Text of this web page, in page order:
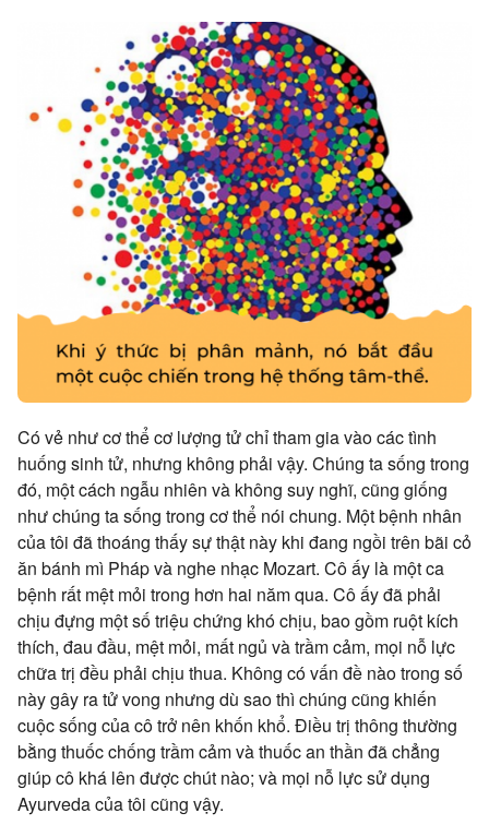
Có vẻ như cơ thể cơ lượng tử chỉ tham gia vào các tình
huống sinh tử, nhưng không phải vậy. Chúng ta sống trong
đó, một cách ngẫu nhiên và không suy nghĩ, cũng giống
như chúng ta sống trong cơ thể nói chung. Một bệnh nhân
của tôi đã thoáng thấy sự thật này khi đang ngồi trên bãi cỏ
ăn bánh mì Pháp và nghe nhạc Mozart. Cô ấy là một ca
bệnh rất mệt mỏi trong hơn hai năm qua. Cô ấy đã phải
chịu đựng một số triệu chứng khó chịu, bao gồm ruột kích
thích, đau đầu, mệt mỏi, mất ngủ và trầm cảm, mọi nỗ lực
chữa trị đều phải chịu thua. Không có vấn đề nào trong số
này gây ra tử vong nhưng dù sao thì chúng cũng khiến
cuộc sống của cô trở nên khốn khổ. Điều trị thông thường
bằng thuốc chống trầm cảm và thuốc an thần đã chẳng
giúp cô khá lên được chút nào; và mọi nỗ lực sử dụng
Ayurveda của tôi cũng vậy.